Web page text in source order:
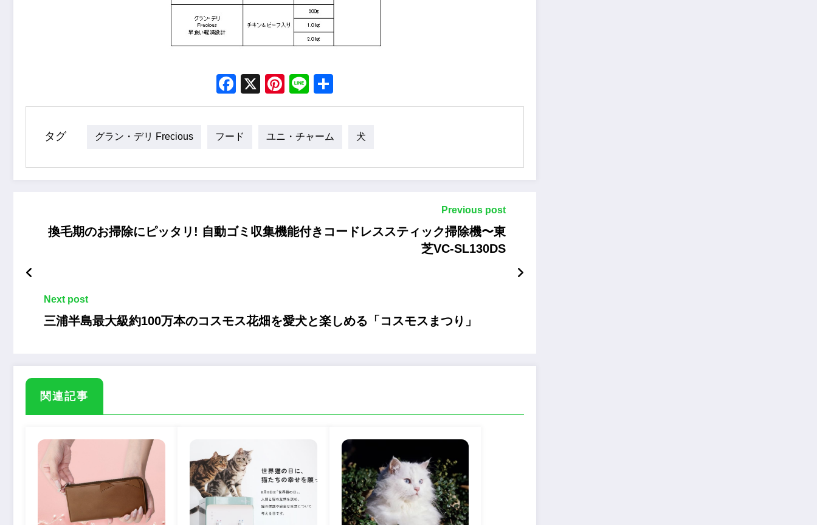
Facebook
X Pinterest
Line
タグ グラン・デリ Frecious フード ユニ・チャーム 犬
Previous post
換毛期のお掃除にピッタリ! 自動ゴミ収集機能付きコードレススティック掃除機〜東
芝VC-SL130DS
Next post
三浦半島最大級約100万本のコスモス花畑を愛犬と楽しめる「コスモスまつり」
関連記事